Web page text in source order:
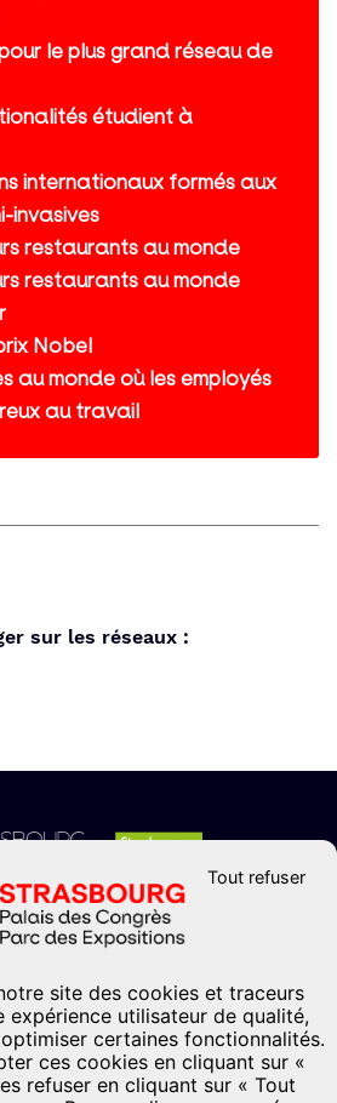
le plus grand réseau de
étudient à
internationaux formés aux
invasives
restaurants au monde
restaurants au monde
Nobel
au monde où les employés
au travail
sur les réseaux :
NOUS
(0)3 88 37 67 67
Pierre-Pflimlin Place de Bordeaux
67082-Strasbourg
France
site des cookies et traceurs
expérience utilisateur de qualité,
optimiser certaines fonctionnalités.
ces cookies en cliquant sur «
refuser en cliquant sur « Tout
Tout refuser